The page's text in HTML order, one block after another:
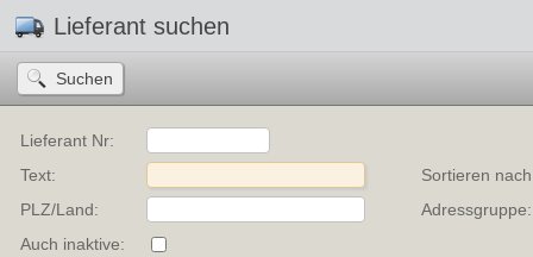
Lieferant suchen
Lieferant Nr:
Text:
Sortieren
PLZ/Land:
Adressgruppe:
Auch inaktive: